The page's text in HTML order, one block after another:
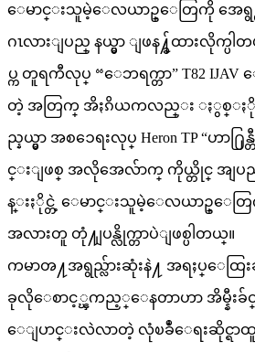
ေမာင္းသူမဲ့ေလယာဥ္ေတြကို အေရွ႕ဘ
ဂၤလားျပည္ နယ္မွာ ျဖန႔္ခ်ထားလိုက္ပါ
ပ္က တူရကီလုပ္ “ေဘရက္တာ” T82
တဲ့ အတြက္ အိႏၵိယကလည္း ႏွစ္ႏိုင္ငံန
ည္နယ္မွာ အစၥေရးလုပ္ Heron TP “ဟာ႐ြန္
င္းျဖစ္ အလိုအေလ်ာက္ ကိုယ္တိုင္ အျပ
န္းႏိုင္တဲ့ ေမာင္းသူမဲ့ေလယာဥ္ေတ
အလားတူ တုံ႔ျပန္လိုက္တာပဲျဖစ္ပါတယ္။
ကမာၻ႔အရွည္လ်ားဆုံးနဲ႔ အရႈပ္ေထြ
ခုလိုေစာင့္ၾကည့္ေနတာဟာ အိမ္နီး
ေျပာင္းလဲလာတဲ့ လုံၿခဳံေရးဆိုင္ရာထူး